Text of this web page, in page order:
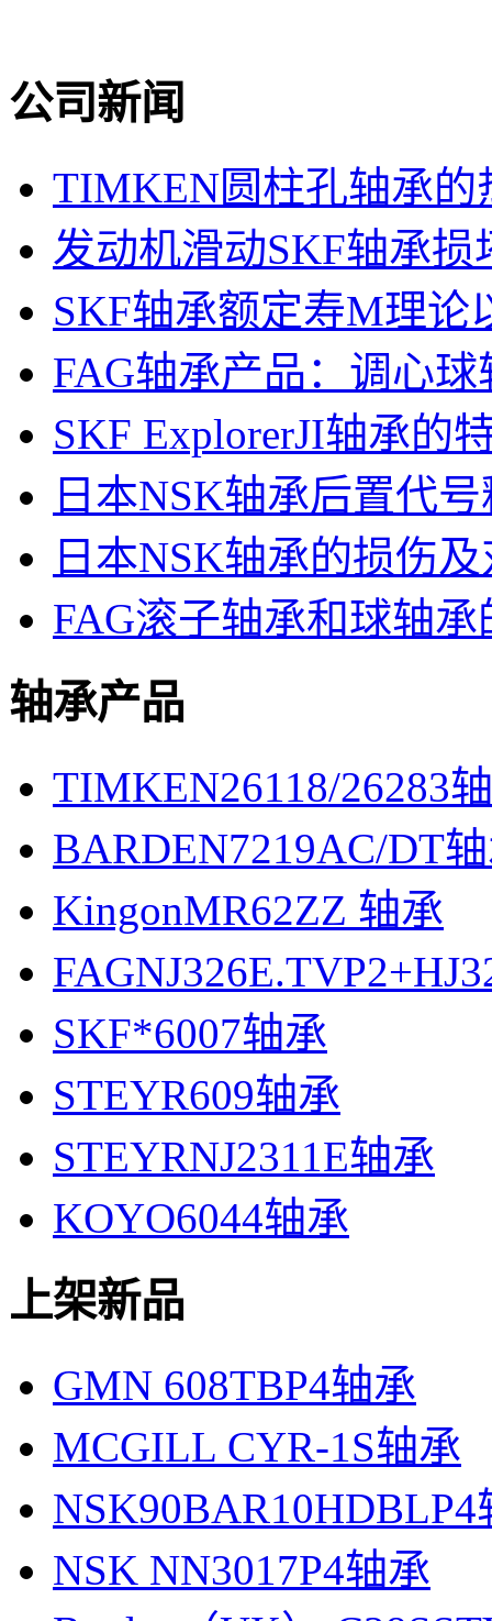
公司新闻
TIMKEN圆柱孔轴承的
发动机滑动SKF轴承损
SKF轴承额定寿M理论
FAG轴承产品：调心球
SKF ExplorerJI轴承的
日本NSK轴承后置代
日本NSK轴承的损伤
FAG滚子轴承和球轴承
轴承产品
TIMKEN26118/26283
BARDEN7219AC/DT
KingonMR62ZZ 轴承
SKF*6007轴承
STEYR609轴承
STEYRNJ2311E轴承
KOYO6044轴承
上架新品
GMN 608TBP4轴承
MCGILL CYR-1S轴承
NSK90BAR10HDBLP4
NSK NN3017P4轴承